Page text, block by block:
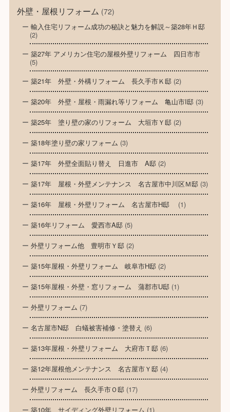
外壁・屋根リフォーム (72)
輸入住宅リフォーム成功の秘訣と魅力を解説～築28年Ｈ邸
(2)
築27年 アメリカン住宅の屋根外壁リフォーム 四日市市
(5)
築21年 外壁・外構リフォーム 長久手市Ｋ邸(2)
築20年 外壁・屋根・雨漏れ等リフォーム 亀山市I邸(3)
築25年 塗り壁の家のリフォーム 大垣市Ｙ邸(2)
築18年塗り壁の家リフォーム (3)
築17年 外壁全面貼り替え 日進市 A邸(2)
築17年 屋根・外壁メンテナンス 名古屋市中川区Ｍ邸(3)
築16年 屋根・外壁リフォーム 名古屋市H邸 (1)
築16年リフォーム 愛西市A邸(5)
外壁リフォーム他 豊明市Ｙ邸(2)
築15年屋根・外壁リフォーム 岐阜市H邸(2)
築15年屋根・外壁・窓リフォーム 蒲郡市U邸(1)
外壁リフォーム (7)
名古屋市N邸 白蟻被害補修・塗替え (6)
築13年屋根・外壁リフォーム 大府市Ｔ邸(6)
築12年屋根他メンテナンス 名古屋市Ｙ邸(4)
外壁リフォーム 長久手市Ｏ邸(17)
築10年 サイディング外壁リフォーム (1)